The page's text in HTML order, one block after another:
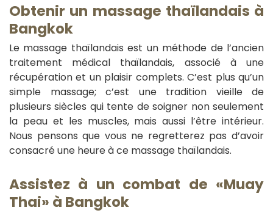
Obtenir un massage thaïlandais à
Bangkok
Le massage thaïlandais est un méthode de l’ancien
traitement médical thaïlandais, associé à une
récupération et un plaisir complets. C’est plus qu’un
simple massage; c’est une tradition vieille de
plusieurs siècles qui tente de soigner non seulement
la peau et les muscles, mais aussi l’être intérieur.
Nous pensons que vous ne regretterez pas d’avoir
consacré une heure à ce massage thaïlandais.
Assistez à un combat de «Muay
Thai» à Bangkok